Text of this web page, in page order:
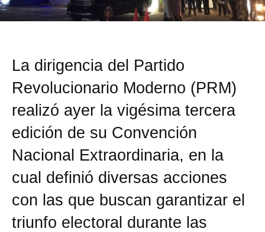
La dirigencia del Partido
Revolucionario Moderno (PRM)
realizó ayer la vigésima tercera
edición de su Convención
Nacional Extraordinaria, en la
cual definió diversas acciones
con las que buscan garantizar el
triunfo electoral durante las